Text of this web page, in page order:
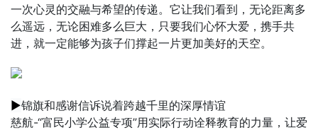
一次心灵的交融与希望的传递。它让我们看到，无论距离多
么遥远，无论困难多么巨大，只要我们心怀大爱，携手共
进，就一定能够为孩子们撑起一片更加美好的天空。
▶锦旗和感谢信诉说着跨越千里的深厚情谊
慈航-“富民小学公益专项”用实际行动诠释教育的力量，让爱